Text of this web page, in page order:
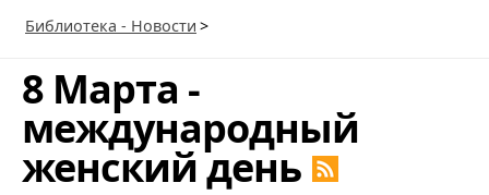
Библиотека - Новости >
8 Марта -
международный
женский день